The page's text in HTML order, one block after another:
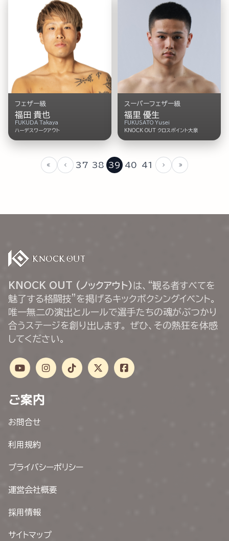
フェザー級
福田 貴也
FUKUDA Takaya
ハーデスワークアウト
スーパーフェザー級
福里 優生
FUKUSATO Yusei
KNOCK OUT クロスポイント大泉
37 38 39 40 41
KNOCK OUT (ノックアウト) は、“観る者すべてを
魅了する格闘技”を掲げるキックボクシングイベント。
唯一無二の演出とルールで選手たちの魂がぶつかり
合うステージを創り出します。 ぜひ、その熱狂を体感
してください。
ご案内
お問合せ
利用規約
プライバシーポリシー
運営会社概要
採用情報
サイトマップ